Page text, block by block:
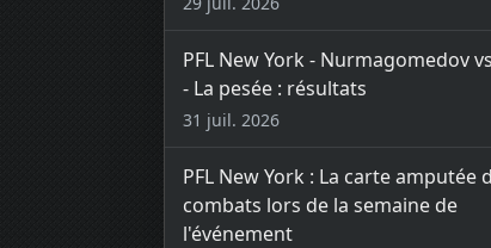
PFL New York - Nurmagomedov
- La pesée : résultats
31 juil. 2026
PFL New York : La carte amputée
combats lors de la semaine de
l'événement